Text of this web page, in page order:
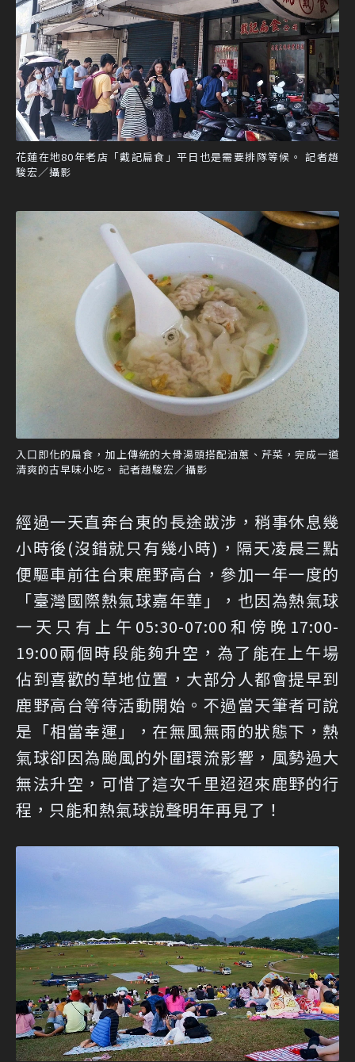
花蓮在地80年老店「戴記扁食」平日也是需要排隊等候。 記者趙
駿宏／攝影
入口即化的扁食，加上傳統的大骨湯頭搭配油蔥、芹菜，完成一道
清爽的古早味小吃。 記者趙駿宏／攝影
經過一天直奔台東的長途跋涉，稍事休息幾
小時後(沒錯就只有幾小時)，隔天凌晨三點
便驅車前往台東鹿野高台，參加一年一度的
「臺灣國際熱氣球嘉年華」，也因為熱氣球
一天只有上午05:30-07:00和傍晚17:00-
19:00兩個時段能夠升空，為了能在上午場
佔到喜歡的草地位置，大部分人都會提早到
鹿野高台等待活動開始。不過當天筆者可說
是「相當幸運」，在無風無雨的狀態下，熱
氣球卻因為颱風的外圍環流影響，風勢過大
無法升空，可惜了這次千里迢迢來鹿野的行
程，只能和熱氣球說聲明年再見了！